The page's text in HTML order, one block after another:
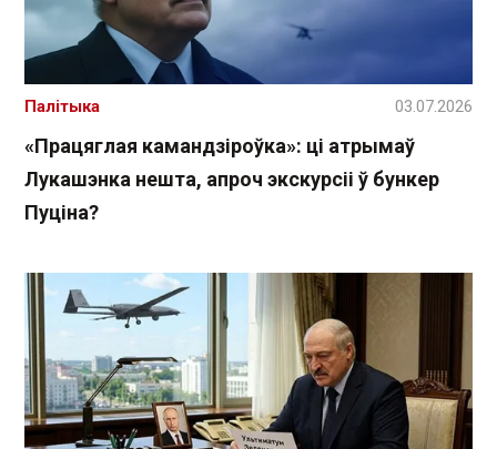
«Працяглая камандзіроўка»: ці атрымаў
Лукашэнка нешта, апроч экскурсіі ў бункер
Пуціна?
Палітыка 03.07.2026